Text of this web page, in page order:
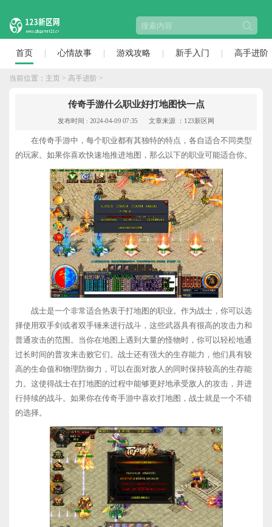
首页 心情故事 游戏攻略 新手入门 高手进阶
当前位置： 主页 > 高手进阶 >
传奇手游什么职业好打地图快一点
发布时间 : 2024-04-09 07:35 文章来源 ：123新区网
在传奇手游中，每个职业都有其独特的特点，各自适合不同类型
的玩家。如果你喜欢快速地推进地图，那么以下的职业可能适合你。
战士是一个非常适合热衷于打地图的职业。作为战士，你可以选
择使用双手剑或者双手锤来进行战斗，这些武器具有很高的攻击力和
普通攻击的范围。当你在地图上遇到大量的怪物时，你可以轻松地通
过长时间的普攻来击败它们。战士还有强大的生存能力，他们具有较
高的生命值和物理防御力，可以在面对敌人的同时保持较高的生存能
力。这使得战士在打地图的过程中能够更好地承受敌人的攻击，并进
行持续的战斗。如果你在传奇手游中喜欢打地图，战士就是一个不错
的选择。